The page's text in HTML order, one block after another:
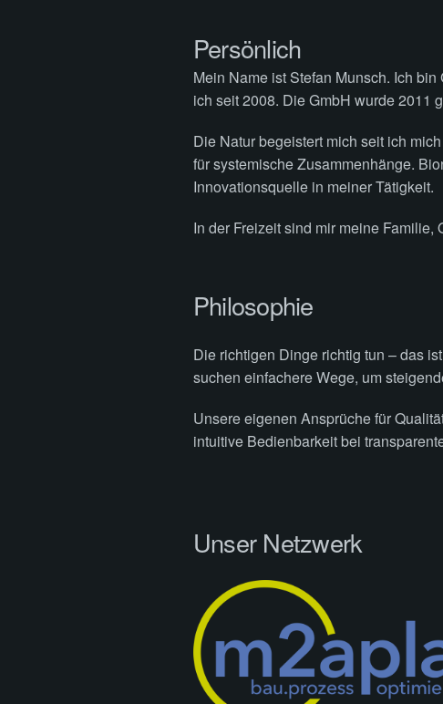
Persönlich
Mein Name ist Stefan Munsch. Ich
ich seit 2008. Die GmbH wurde 2011
Die Natur begeistert mich seit ich
für systemische Zusammenhänge.
Innovationsquelle in meiner Tätigkeit.
In der Freizeit sind mir meine Familie,
Philosophie
Die richtigen Dinge richtig tun – das
suchen einfachere Wege, um
Unsere eigenen Ansprüche für
intuitive Bedienbarkeit bei
Unser Netzwerk